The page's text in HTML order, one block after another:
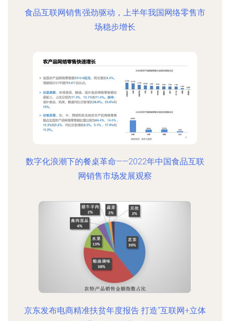
食品互联网销售强劲驱动，上半年我国网络零售市
场稳步增长
数字化浪潮下的餐桌革命——2022年中国食品互联
网销售市场发展观察
京东发布电商精准扶贫年度报告 打造“互联网+立体